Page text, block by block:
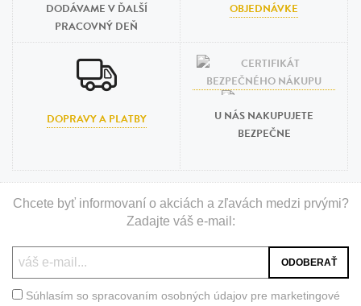
DODÁVAME V ĎALŠÍ
PRACOVNÝ DEŇ
OBJEDNÁVKE
DOPRAVY A PLATBY
U NÁS NAKUPUJETE
BEZPEČNE
Chcete byť informovaní o akciách a zľavách medzi prvými?
Zadajte váš e-mail:
Súhlasím so spracovaním osobných údajov pre marketingové